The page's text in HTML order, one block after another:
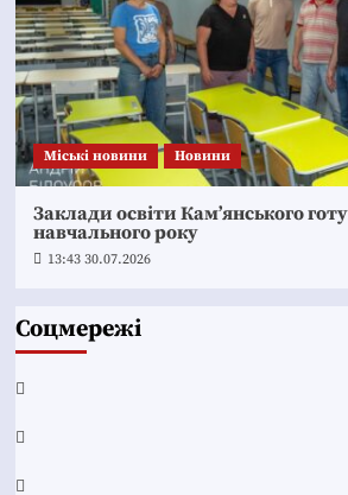
Mіські новини Новини
Заклади освіти Кам’янського
навчального року
13:43 30.07.2026
Соцмережі
Facebook
YouTube
Telegram